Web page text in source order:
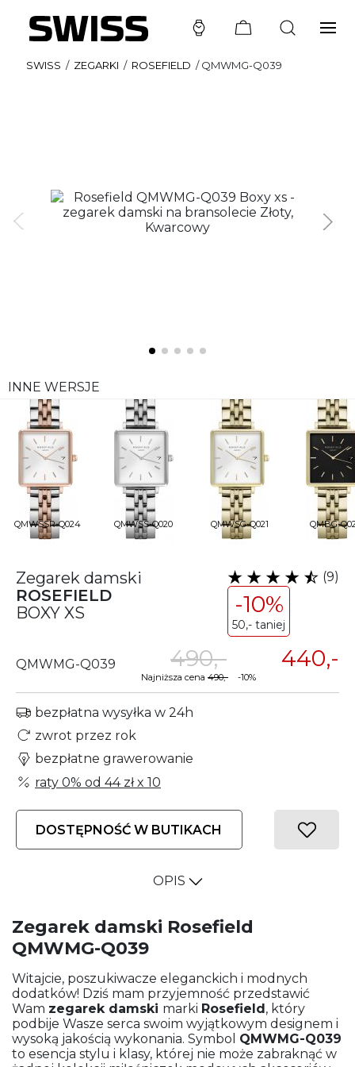
SWISS / ZEGARKI / ROSEFIELD /QMWMG-Q039
INNE WERSJE
QMWSSR-Q024 QMWSS-Q020 QMWSG-Q021 QMBG-
Zegarek damski
ROSEFIELD
BOXY XS
(9)
-10%
50,- taniej
QMWMG-Q039 440,-
490,-
Najniższa cena 490,- -10%
bezpłatna wysyłka w 24h
zwrot przez rok
bezpłatne grawerowanie
raty 0% od 44 złx 10
DOSTĘPNOŚĆ W BUTIKACH
OPIS
Zegarek damski Rosefield
QMWMG-Q039
Witajcie, poszukiwacze eleganckich i modnych
dodatków! Dziś mam przyjemność przedstawić
Wam zegarek damski marki Rosefield, który
podbije Wasze serca swoim wyjątkowym designem i
wysoką jakością wykonania. Symbol QMWMG-Q039
to esencja stylu i klasy, której nie może zabraknąć w